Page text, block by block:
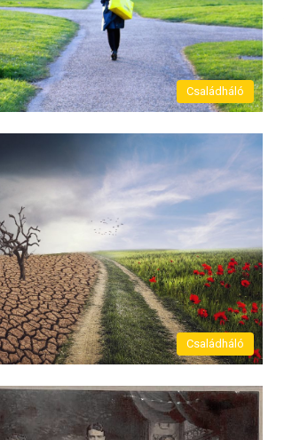
Családháló
Családháló